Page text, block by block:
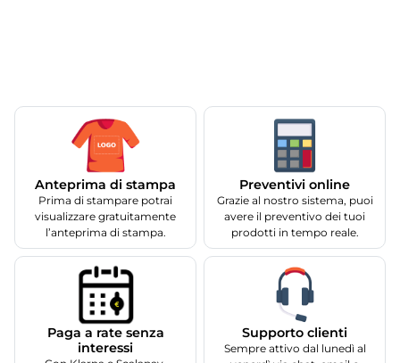
Anteprima di stampa
Prima di stampare potrai
visualizzare gratuitamente
l’anteprima di stampa.
Preventivi online
Grazie al nostro sistema, puoi
avere il preventivo dei tuoi
prodotti in tempo reale.
Paga a rate senza
interessi
Supporto clienti
Sempre attivo dal lunedì al